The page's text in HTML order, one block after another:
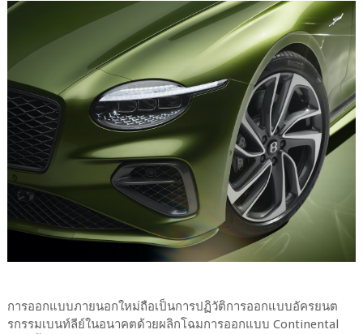
การออกแบบภายนอกใหม่ถือเป็นการปฏิวัติการออกแบบอัครยนต
รกรรมเบนท์ลีย์ในอนาคตด้วยผลิกโฉมการออกแบบ Continental